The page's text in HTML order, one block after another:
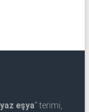
eşya” terimi,